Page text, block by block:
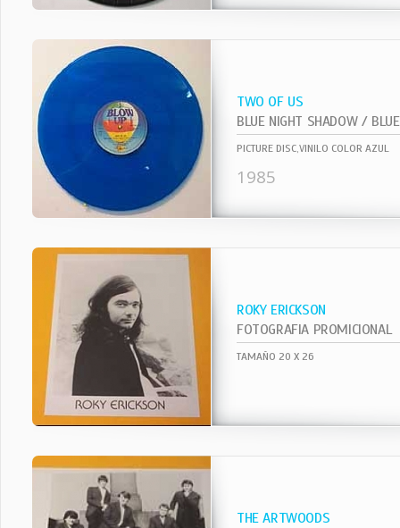
TWO OF US
BLUE NIGHT SHADOW /
PICTURE DISC,VINILO COLOR AZUL
1985
ROKY ERICKSON
FOTOGRAFIA PROMICIONAL
TAMAÑO 20 X 26
THE ARTWOODS